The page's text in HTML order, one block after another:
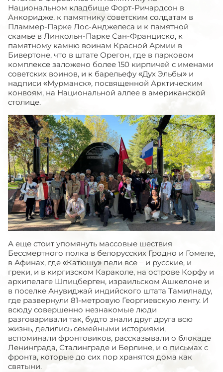
Национальном кладбище Форт-Ричардсон в
Анкоридже, к памятнику советским солдатам в
Пламмер-Парке Лос-Анджелеса и к памятной
скамье в Линкольн-Парке Сан-Франциско, к
памятному камню воинам Красной Армии в
Бивертоне, что в штате Орегон, где в парковом
комплексе заложено более 150 кирпичей с именами
советских воинов, и к барельефу «Дух Эльбы» и
надписи «Мурманск», посвященной Арктическим
конвоям, на Национальной аллее в американской
столице.
А еще стоит упомянуть массовые шествия
Бессмертного полка в белорусских Гродно и Гомеле,
в Афинах, где «Катюшу» пели все – и русские, и
греки, и в киргизском Караколе, на острове Корфу и
архипелаге Шпицберген, израильском Ашкелоне и
в поселке Анувиджай индийского штата Тамилнаду,
где развернули 81-метровую Георгиевскую ленту. И
всюду совершенно незнакомые люди
разговаривали так, будто знали друг друга всю
жизнь, делились семейными историями,
вспоминали фронтовиков, рассказывали о блокаде
Ленинграда, Сталинграде и Берлине, и о письмах с
фронта, которые до сих пор хранятся дома как
святыни.